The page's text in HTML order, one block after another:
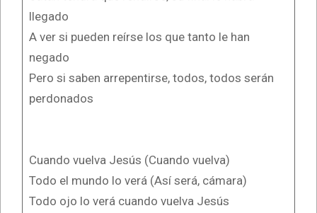
llegado
A ver si pueden reírse los que tanto le han
negado
Pero si saben arrepentirse, todos, todos serán
perdonados
Cuando vuelva Jesús (Cuando vuelva)
Todo el mundo lo verá (Así será, cámara)
Todo ojo lo verá cuando vuelva Jesús